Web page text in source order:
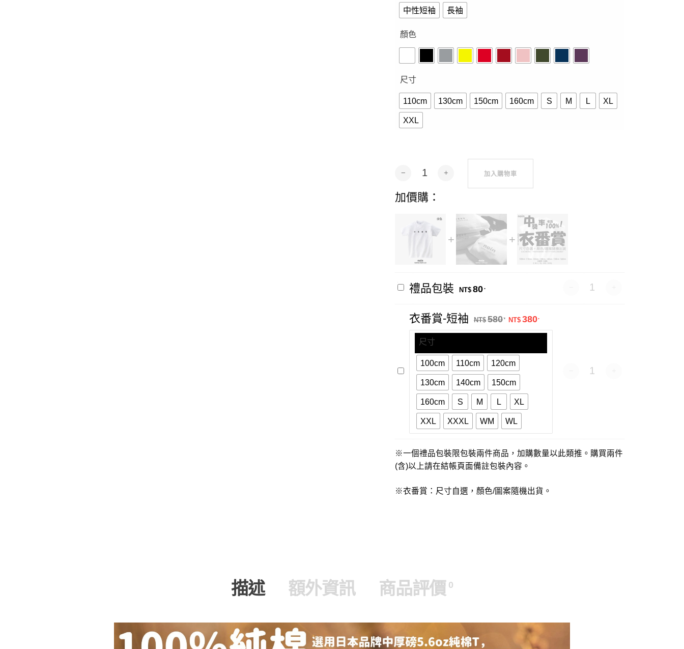
中性短袖 長袖
顏色
尺寸
110cm 130cm 150cm 160cm S M L XL
XXL
好想睡覺-短袖.長袖10色 數量
加入購物車
Alternative:
加價購：
禮
品
包
禮品包裝 NT$ 80. 禮品包裝 數量
衣
番
衣番賞-短袖 NT$ 580. 原始價格：NT$580.。
NT$ 380.目前價格：NT$380.。
尺寸
100cm 110cm 120cm
130cm 140cm 150cm
160cm S M L XL
XXL XXXL WM WL
衣番賞-短袖 數量
※一個禮品包裝限包裝兩件商品，加購數量以此類推。購買兩件
(含)以上請在結帳頁面備註包裝內容。
※衣番賞：尺寸自選，顏色/圖案隨機出貨。
描述 額外資訊 商品評價 0